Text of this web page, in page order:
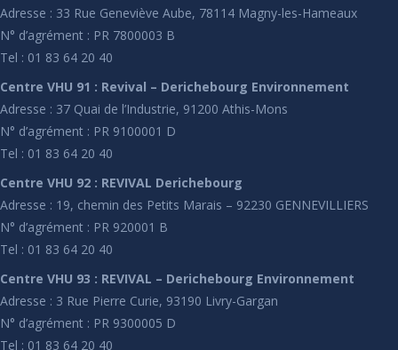
Adresse : 33 Rue Geneviève Aube, 78114 Magny-les-Hameaux
N° d’agrément : PR 7800003 B
Tel : 01 83 64 20 40
Centre VHU 91 : Revival – Derichebourg Environnement
Adresse : 37 Quai de l’Industrie, 91200 Athis-Mons
N° d’agrément : PR 9100001 D
Tel : 01 83 64 20 40
Centre VHU 92 : REVIVAL Derichebourg
Adresse : 19, chemin des Petits Marais – 92230 GENNEVILLIERS
N° d’agrément : PR 920001 B
Tel : 01 83 64 20 40
Centre VHU 93 : REVIVAL – Derichebourg Environnement
Adresse : 3 Rue Pierre Curie, 93190 Livry-Gargan
N° d’agrément : PR 9300005 D
Tel : 01 83 64 20 40